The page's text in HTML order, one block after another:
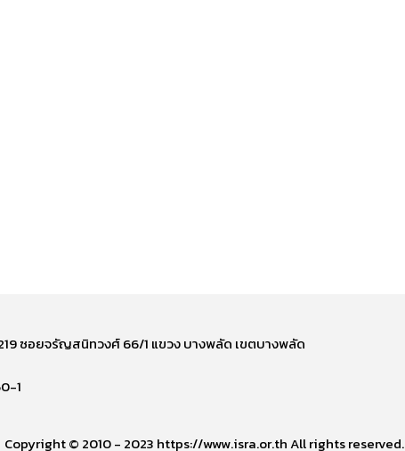
219 ซอยจรัญสนิทวงศ์ 66/1 แขวง บางพลัด เขตบางพลัด
1
Copyright © 2010 - 2023 https://www.isra.or.th All rights reserved.